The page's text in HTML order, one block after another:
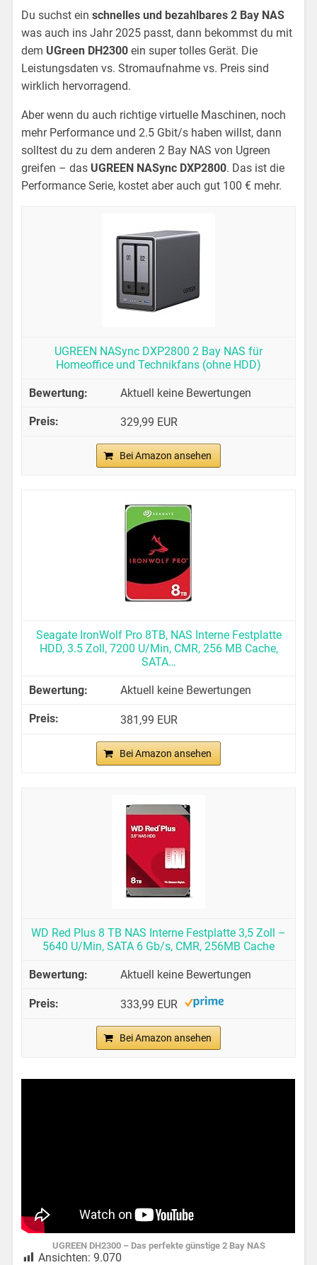
Du suchst einschnelles und bezahlbares 2 Bay NAS
was auch ins Jahr 2025 passt, dann bekommst du mit
dem UGreen DH2300 ein super tolles Gerät. Die
Leistungsdaten vs. Stromaufnahme vs. Preis sind
wirklich hervorragend.
Aber wenn du auch richtige virtuelle Maschinen, noch
mehr Performance und 2.5 Gbit/s haben willst, dann
solltest du zu dem anderen 2 Bay NAS von Ugreen
greifen – das UGREEN NASync DXP2800. Das ist die
Performance Serie, kostet aber auch gut 100 € mehr.
UGREEN NASync DXP2800 2 Bay NAS für
Homeoffice und Technikfans (ohne HDD)
Aktuell keine Bewertungen
329,99 EUR
Bei Amazon ansehen
Seagate IronWolf Pro 8TB, NAS Interne Festplatte
HDD, 3.5 Zoll, 7200 U/Min, CMR, 256 MB Cache,
SATA…
Aktuell keine Bewertungen
381,99 EUR
Bei Amazon ansehen
WD Red Plus 8 TB NAS Interne Festplatte 3,5 Zoll –
5640 U/Min, SATA 6 Gb/s, CMR, 256MB Cache
Aktuell keine Bewertungen
333,99 EUR
Bei Amazon ansehen
UGREEN DH2300 – Das perfekte günstige 2 Bay NAS
Ansichten:9.070